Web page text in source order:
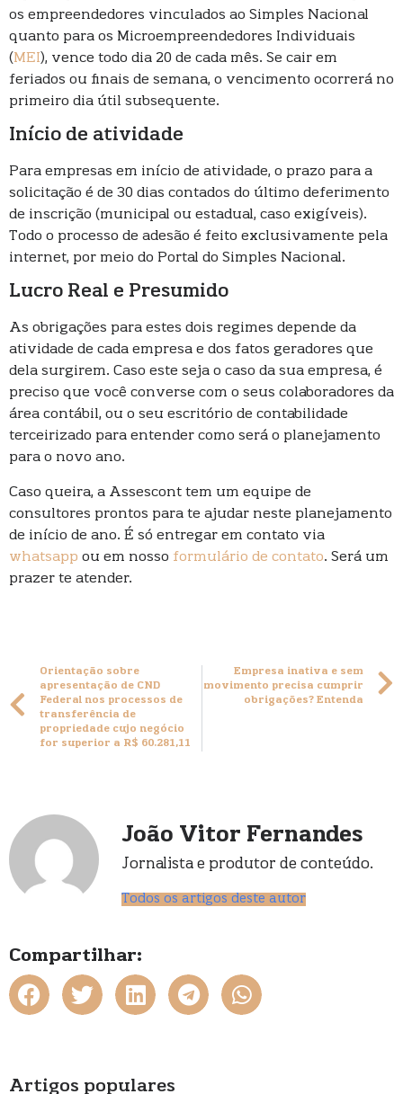
os empreendedores vinculados ao Simples Nacional
quanto para os Microempreendedores Individuais
(MEI), vence todo dia 20 de cada mês. Se cair em
feriados ou finais de semana, o vencimento ocorrerá no
primeiro dia útil subsequente.
Início de atividade
Para empresas em início de atividade, o prazo para a
solicitação é de 30 dias contados do último deferimento
de inscrição (municipal ou estadual, caso exigíveis).
Todo o processo de adesão é feito exclusivamente pela
internet, por meio do Portal do Simples Nacional.
Lucro Real e Presumido
As obrigações para estes dois regimes depende da
atividade de cada empresa e dos fatos geradores que
dela surgirem. Caso este seja o caso da sua empresa, é
preciso que você converse com o seus colaboradores da
área contábil, ou o seu escritório de contabilidade
terceirizado para entender como será o planejamento
para o novo ano.
Caso queira, a Assescont tem um equipe de
consultores prontos para te ajudar neste planejamento
de início de ano. É só entregar em contato via
whatsapp ou em nosso formulário de contato. Será um
prazer te atender.
Orientação sobre
apresentação de CND
Federal nos processos de
transferência de
propriedade cujo negócio
for superior a R$ 60.281,11
Empresa inativa e sem
movimento precisa cumprir
obrigações? Entenda
João Vitor Fernandes
Jornalista e produtor de conteúdo.
Todos os artigos deste autor
Compartilhar:
Artigos populares